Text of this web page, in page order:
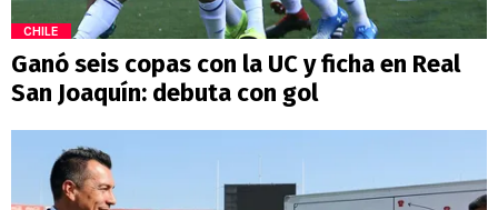
CHILE
Ganó seis copas con la UC y ficha en Real
San Joaquín: debuta con gol